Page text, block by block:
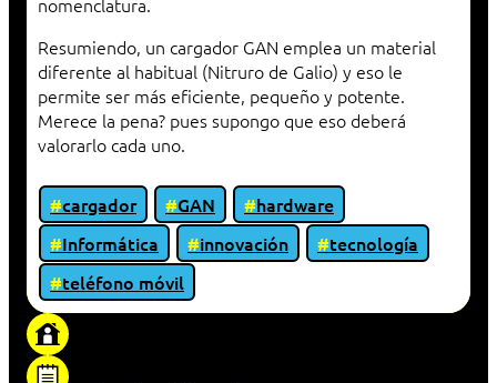
Resumiendo, un cargador GAN emplea un material
diferente al habitual (Nitruro de Galio) y eso le
permite ser más eficiente, pequeño y potente.
Merece la pena? pues supongo que eso deberá
valorarlo cada uno.
cargador GAN
hardware
Informática
innovación
tecnología
teléfono móvil